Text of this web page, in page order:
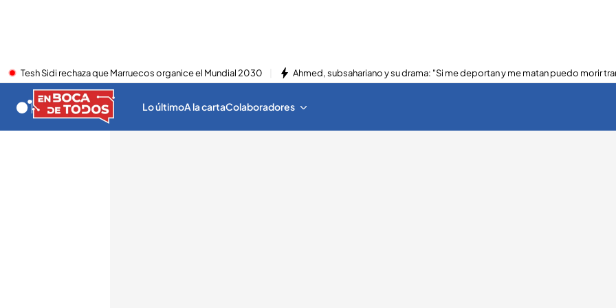
Tesh Sidi rechaza que Marruecos organice el Mundial 2030 Ahmed, subsahariano y su drama: "Si me deportan y me matan puedo morir
Lo últimoA la cartaColaboradores